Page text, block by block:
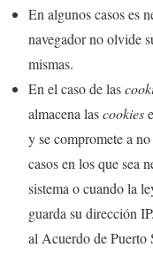
En algunos casos es
navegador no olvide
mismas.
En el caso de las
almacena lascookies
y se compromete a
casos en los que sea
sistema o cuando la
guarda su dirección
al Acuerdo de Puerto